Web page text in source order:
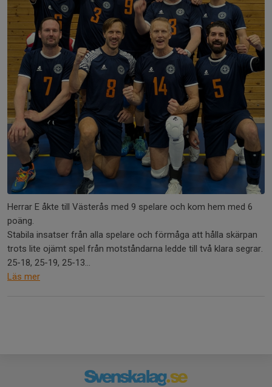
Herrar E åkte till Västerås med 9 spelare och kom hem med 6
poäng.
Stabila insatser från alla spelare och förmåga att hålla skärpan
trots lite ojämt spel från motståndarna ledde till två klara segrar.
25-18, 25-19, 25-13...
Läs mer